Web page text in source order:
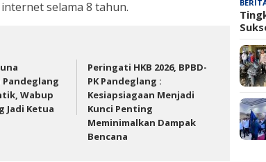
selama 8 tahun.
Wabup
Jadi Ketua
Peringati HKB 2026, BPBD-
PK Pandeglang :
Kesiapsiagaan Menjadi
Kunci Penting
Meminimalkan Dampak
Bencana ‎